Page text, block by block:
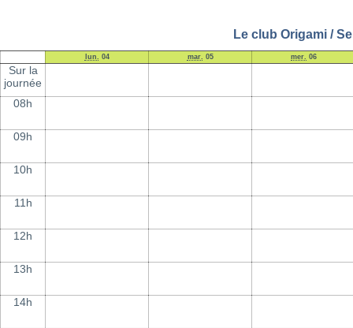
Le club Origami /
lun. 04 mar. 05 mer. 06
Sur la
journée
08h
09h
10h
11h
12h
13h
14h